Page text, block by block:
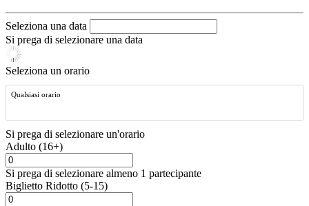
Seleziona una data
Si prega di selezionare una data
Seleziona un orario
Qualsiasi orario
Si prega di selezionare un'orario
Adulto (16+)
Si prega di selezionare almeno 1 partecipante
Biglietto Ridotto (5-15)